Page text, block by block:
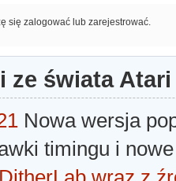
się zalogować lub zarejestrować.
ze świata Atari
Nowa wersja
timingu i